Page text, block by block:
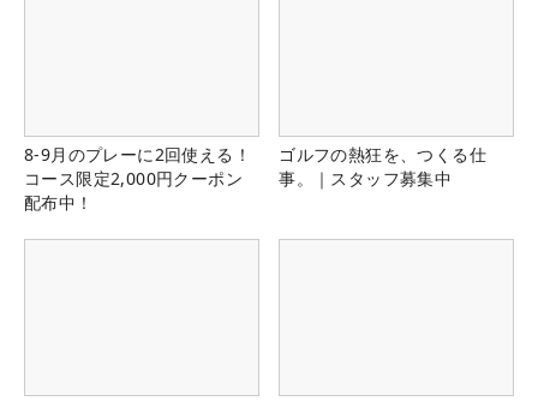
8-9月のプレーに2回使える！
コース限定2,000円クーポン
配布中！
ゴルフの熱狂を、つくる仕
事。｜スタッフ募集中